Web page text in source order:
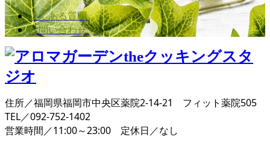
よくある質問
お問い合わせ
住所／福岡県福岡市中央区薬院2-14-21 フィット薬院505
TEL／092-752-1402
営業時間／11:00～23:00 定休日／なし